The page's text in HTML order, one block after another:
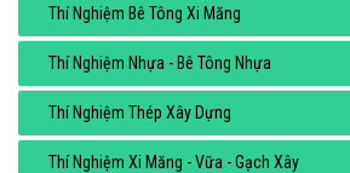
Thí Nghiệm Bê Tông Xi Măng
Thí Nghiệm Nhựa - Bê Tông Nhựa
Thí Nghiệm Thép Xây Dựng
Thí Nghiệm Xi Măng - Vữa - Gạch Xây